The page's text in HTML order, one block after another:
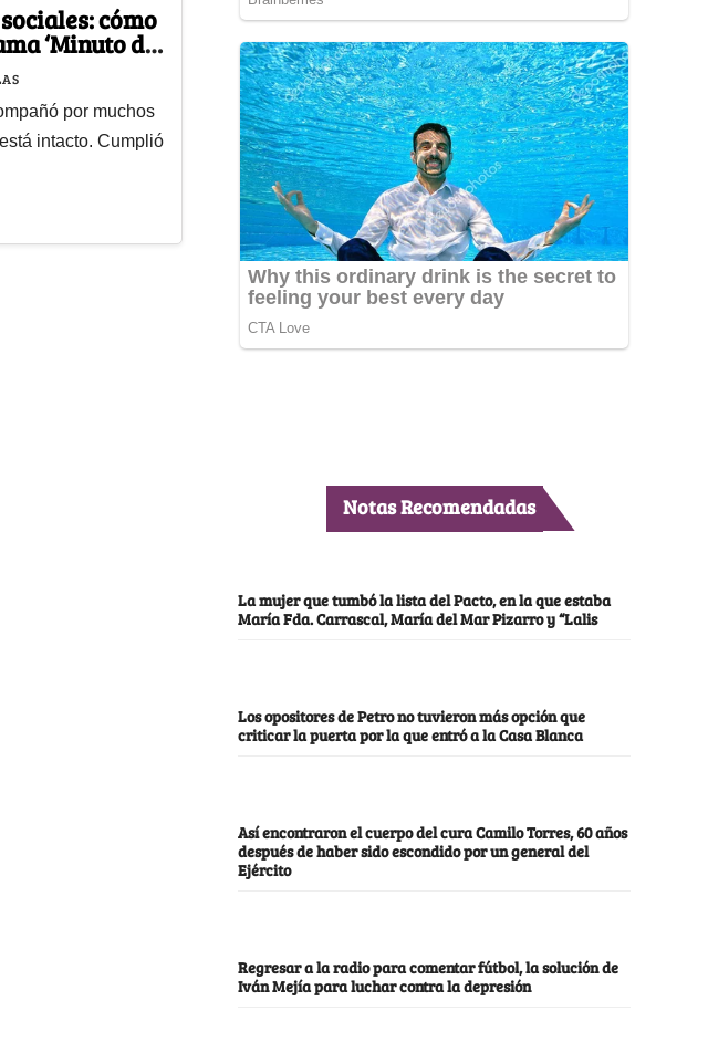
cómo
‘Minuto de
por muchos
intacto. Cumplió
Notas Recomendadas
La mujer que tumbó la lista del Pacto, en la que estaba
María Fda. Carrascal, María del Mar Pizarro y “Lalis
Los opositores de Petro no tuvieron más opción que
criticar la puerta por la que entró a la Casa Blanca
Así encontraron el cuerpo del cura Camilo Torres, 60 años
después de haber sido escondido por un general del
Ejército
Regresar a la radio para comentar fútbol, la solución de
Iván Mejía para luchar contra la depresión